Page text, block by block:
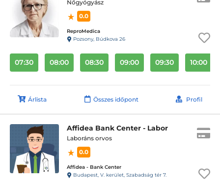
Nőgyógyász
0.0
ReproMedica
Pozsony, Búdkova 26
07:30 08:00 08:30 09:00 09:30 10:00
Árlista Összes időpont Profil
Affidea Bank Center - Labor
Laboráns orvos
0.0
Affidea - Bank Center
Budapest, V. kerület, Szabadság tér 7.